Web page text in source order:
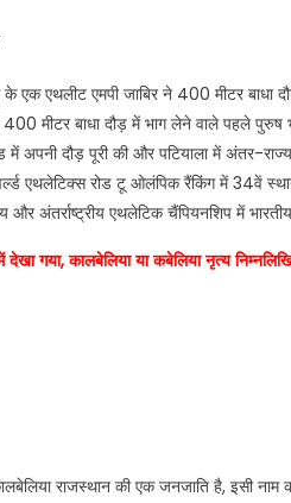
के एक एथलीट एमपी जाबिर ने 400 मीटर बाधा
मीटर बाधा दौड़ में भाग लेने वाले पहले पुरुष
दौड़ पूरी की और पटियाला में अंतर-
एथलेटिक्स रोड टू ओलंपिक रैंकिंग में 34वें
और अंतर्राष्ट्रीय एथलेटिक चैंपियनशिप में
देखा गया, कालबेलिया या कबेलिया नृत्य
राजस्थान की एक जनजाति है, इसी